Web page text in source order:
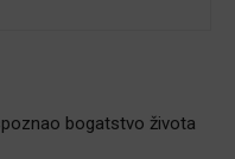
bogatstvo života